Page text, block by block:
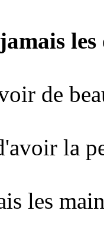
de
la
les